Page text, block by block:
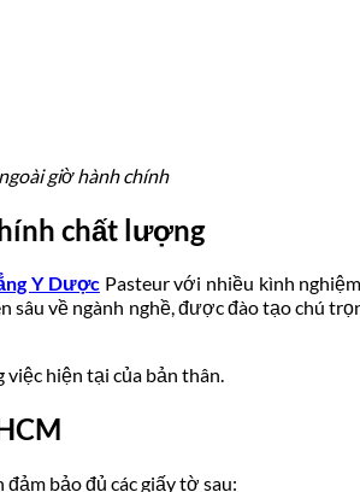
giờ hành chính
chất lượng
Y DượcPasteur với nhiều kình
về ngành nghề, được đào tạo chú
hiện tại của bản thân.
bảo đủ các giấy tờ sau: